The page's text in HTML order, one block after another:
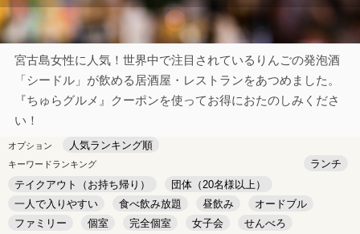
宮古島女性に人気！世界中で注目されているりんごの発泡酒
「シードル」が飲める居酒屋・レストランをあつめました。
『ちゅらグルメ』クーポンを使ってお得におたのしみくださ
い！
オプション 人気ランキング順
キーワードランキング
ランチ
テイクアウト（お持ち帰り）
団体（20名様以上）
一人で入りやすい
食べ飲み放題 昼飲み
オードブル
ファミリー
個室 完全個室 女子会
せんべろ